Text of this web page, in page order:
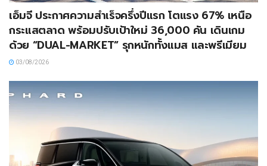
เอ็มจี ประกาศความสำเร็จครึ่งปีแรก โตแรง 67% เหนือ
กระแสตลาด พร้อมปรับเป้าใหม่ 36,000 คัน เดินเกม
ด้วย “DUAL-MARKET” รุกหนักทั้งแมส และพรีเมียม
03/08/2026